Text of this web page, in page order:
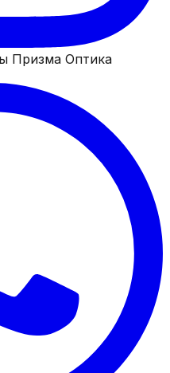
Призма Оптика